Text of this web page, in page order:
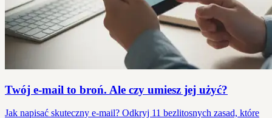
Twój e-mail to broń. Ale czy umiesz jej użyć?
Jak napisać skuteczny e-mail? Odkryj 11 bezlitosnych zasad, które